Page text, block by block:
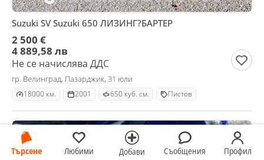
Търсене Любими Добави Съобщения Профил
Suzuki SV Suzuki 650 ЛИЗИНГ?БАРТЕР
2 500 €
4 889,58 лв
Не се начислява ДДС
гр. Велинград, Пазарджик, 31 юли
18000 км. 2001 650 куб. см. Пистов